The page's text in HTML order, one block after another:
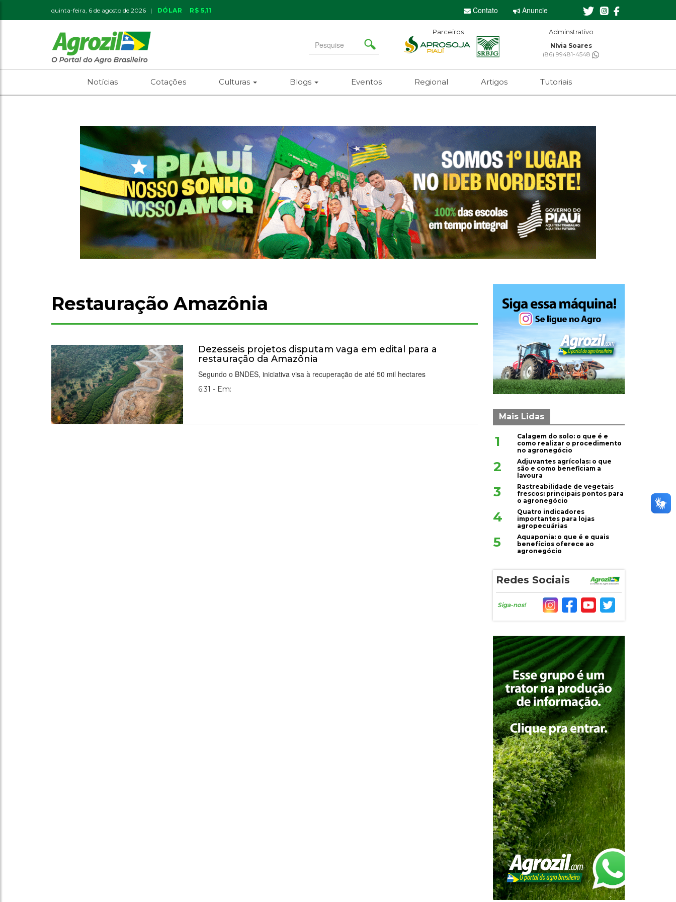
quinta-feira, 6 de agosto de 2026 | DÓLAR R$ 5,11 Contato Anuncie
Search
for
Parceiros Adminstrativo
Nívia Soares
(86) 99481-4548
Notícias Cotações Culturas Blogs Eventos Regional Artigos Tutoriais
Restauração Amazônia
Dezesseis projetos disputam vaga em edital para a
restauração da Amazônia
Segundo o BNDES, iniciativa visa à recuperação de até 50 mil hectares
6:31 - Em:
Mais Lidas
1
Calagem do solo: o que é e
como realizar o procedimento
no agronegócio
2
Adjuvantes agrícolas: o que
são e como beneficiam a
lavoura
3
Rastreabilidade de vegetais
frescos: principais pontos para
o agronegócio
4
Quatro indicadores
importantes para lojas
agropecuárias
5
Aquaponia: o que é e quais
benefícios oferece ao
agronegócio
Redes Sociais
Siga-nos!